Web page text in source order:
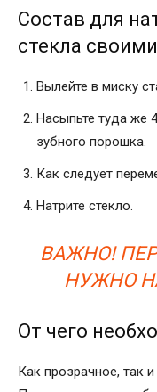
Состав для
стекла
Вылейте в миску
Насыпьте туда же
зубного порошка.
Как следует
Натрите стекло.
ВАЖНО!
НУЖНО
От чего
Как прозрачное, так